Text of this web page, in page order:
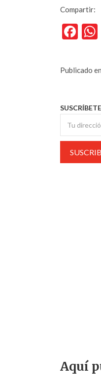
Compartir:
Publicado
Aquí